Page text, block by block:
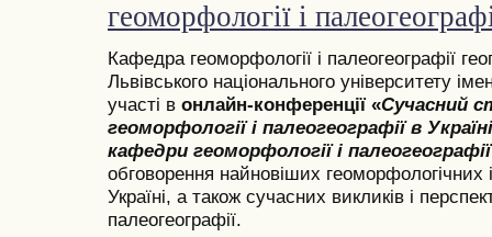
геоморфології і
Кафедра геоморфології і палеогеографії
Львівського національного університету
участі в онлайн-конференції «Сучасний
геоморфології і палеогеографії в Україні
кафедри геоморфології і палеогеографії
обговорення найновіших геоморфологічних
Україні, а також сучасних викликів і
палеогеографії.